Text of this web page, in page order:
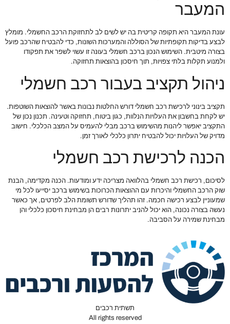
המעבר
עונת המעבר היא תקופה קריטית בה יש לשים לב לתחזוקת הרכב החשמלי. מומלץ
לבצע בדיקות תקופתיות של הסוללה והמערכות השונות, כדי להבטיח שהרכב פועל
בצורה מיטבית. השימוש הנכון ברכב חשמלי בעונה זו עשוי לשפר את תפקודו
ולמנוע תקלות בלתי צפויות, תוך חיסכון בהוצאות תחזוקה.
ניהול תקציב בעבור רכב חשמלי
תקציב בינוני לרכישת רכב חשמלי דורש החלטות נבונות באשר להוצאות השוטפות.
יש לקחת בחשבון את העלויות הנלוות, כגון ביטוח, תחזוקה וטעינה. תכנון נכון של
התקציב יאפשר ליהנות מהשימוש ברכב מבלי להעמיס על המצב הכלכלי. חישוב
מדויק של העלויות יכול להבטיח יתרון כלכלי לאורך זמן.
הכנה לרכישת רכב חשמלי
לסיכום, רכישת רכב חשמלי בהלוואה מצריכה ידע ומודעות. הכנה מקדימה, הבנת
שוק הרכב החשמלי והיכרות עם ההוצאות הכרוכות בשימוש ברכב יסייעו לכל מי
שמעוניין לבצע רכישה חכמה. זהו תהליך שדורש תשומת הלב לפרטים, אך כאשר
נעשה בצורה נכונה, הוא יכול להניב יתרונות רבים הן מבחינת חיסכון כלכלי והן
מבחינת שמירה על הסביבה.
תשתית רכבים
All rights reserved